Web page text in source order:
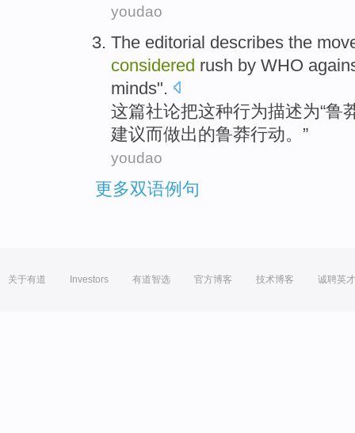
youdao
The editorial describes the
considered rush by WHO
minds".
这篇社论把这种行为描述为“鲁
建议而做出的鲁莽行动。”
youdao
更多双语例句
关于有道 Investors 有道智选 官方博客 技术博客 诚聘英才